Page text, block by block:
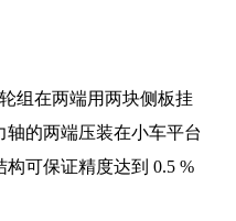
组在两端用两块侧板挂
的两端压装在小车平台
构可保证精度达到 0.5 %